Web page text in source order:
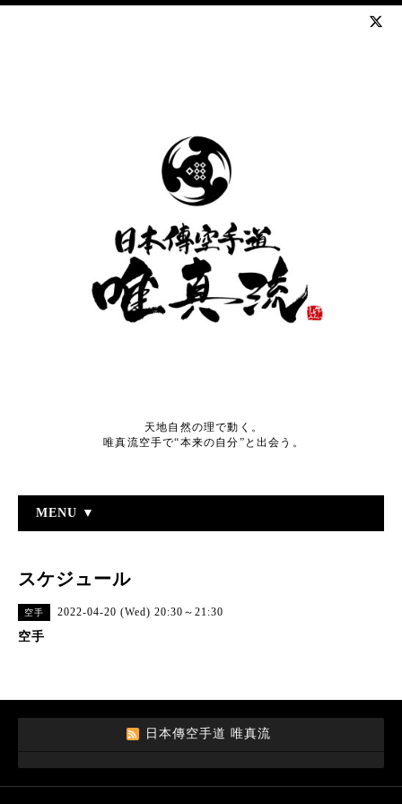
天地自然の理で動く。
唯真流空手で“本来の自分”と出会う。
MENU ▼
スケジュール
空手 2022-04-20 (Wed) 20:30～21:30
空手
日本傳空手道 唯真流